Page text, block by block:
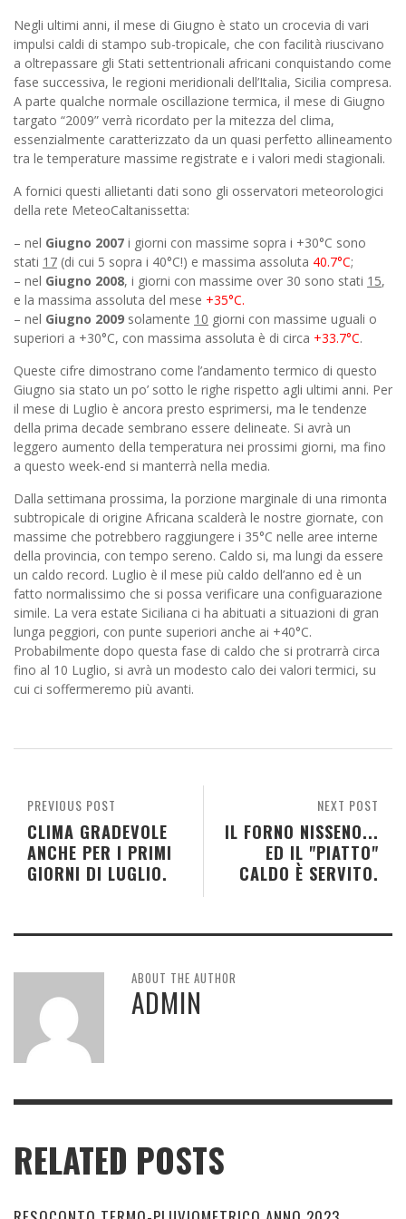
Negli ultimi anni, il mese di Giugno è stato un crocevia di vari
impulsi caldi di stampo sub-tropicale, che con facilità riuscivano
a oltrepassare gli Stati settentrionali africani conquistando come
fase successiva, le regioni meridionali dell’Italia, Sicilia compresa.
A parte qualche normale oscillazione termica, il mese di Giugno
targato “2009” verrà ricordato per la mitezza del clima,
essenzialmente caratterizzato da un quasi perfetto allineamento
tra le temperature massime registrate e i valori medi stagionali.
A fornici questi allietanti dati sono gli osservatori meteorologici
della rete MeteoCaltanissetta:
– nel Giugno 2007 i giorni con massime sopra i +30°C sono
stati 17 (di cui 5 sopra i 40°C!) e massima assoluta 40.7°C;
– nel Giugno 2008, i giorni con massime over 30 sono stati 15,
e la massima assoluta del mese +35°C.
– nel Giugno 2009 solamente 10 giorni con massime uguali o
superiori a +30°C, con massima assoluta è di circa +33.7°C.
Queste cifre dimostrano come l’andamento termico di questo
Giugno sia stato un po’ sotto le righe rispetto agli ultimi anni. Per
il mese di Luglio è ancora presto esprimersi, ma le tendenze
della prima decade sembrano essere delineate. Si avrà un
leggero aumento della temperatura nei prossimi giorni, ma fino
a questo week-end si manterrà nella media.
Dalla settimana prossima, la porzione marginale di una rimonta
subtropicale di origine Africana scalderà le nostre giornate, con
massime che potrebbero raggiungere i 35°C nelle aree interne
della provincia, con tempo sereno. Caldo si, ma lungi da essere
un caldo record. Luglio è il mese più caldo dell’anno ed è un
fatto normalissimo che si possa verificare una configuarazione
simile. La vera estate Siciliana ci ha abituati a situazioni di gran
lunga peggiori, con punte superiori anche ai +40°C.
Probabilmente dopo questa fase di caldo che si protrarrà circa
fino al 10 Luglio, si avrà un modesto calo dei valori termici, su
cui ci soffermeremo più avanti.
NEXT POST
IL FORNO NISSENO...
ED IL "PIATTO"
CALDO È SERVITO.
PREVIOUS POST
CLIMA GRADEVOLE
ANCHE PER I PRIMI
GIORNI DI LUGLIO.
ABOUT THE AUTHOR
ADMIN
RELATED POSTS